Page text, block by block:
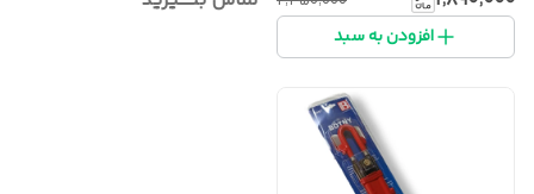
افزودن به سبد